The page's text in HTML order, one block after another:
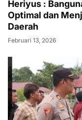
Heriyus :
Optimal dan
Daerah
Februari 13, 2026